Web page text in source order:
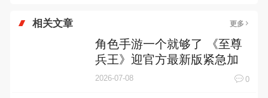
相关文章 更多
角色手游一个就够了 《至尊
兵王》迎官方最新版紧急加
开新服
2026-07-08 0